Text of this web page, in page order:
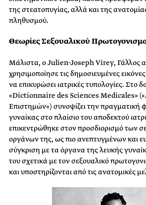
της στεατοπυγίας, αλλά και της
πληθυσμού.
Θεωρίες Σεξουαλικού
Μάλιστα, ο Julien-Joseph Virey, Γάλλος
χρησιμοποίησε τις δημοσιευμένες
να επικυρώσει ιατρικές τυπολογίες. Στο
«Dictionnaire des Sciences Medicales»
Επιστημών») συνοψίζει την πραγματική
γυναίκας στο πλαίσιο του αποδεκτού
επικεντρώθηκε στον προσδιορισμό των
οργάνων της, ως πιο ανεπτυγμένων και
σύγκριση με τα όργανα της λευκής
του σχετικά με τον σεξουαλικό
και υποστηρίζονται από τις ανατομικές